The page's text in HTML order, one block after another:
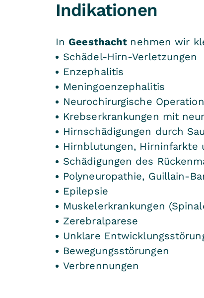
Indikationen
In Geesthacht nehmen wir
Schädel-Hirn-Verletzungen
Enzephalitis
Meningoenzephalitis
Neurochirurgische
Krebserkrankungen mit
Hirnschädigungen durch
Hirnblutungen, Hirninfarkte
Schädigungen des
Polyneuropathie, Guillain-
Epilepsie
Muskelerkrankungen
Zerebralparese
Unklare
Bewegungsstörungen
Verbrennungen